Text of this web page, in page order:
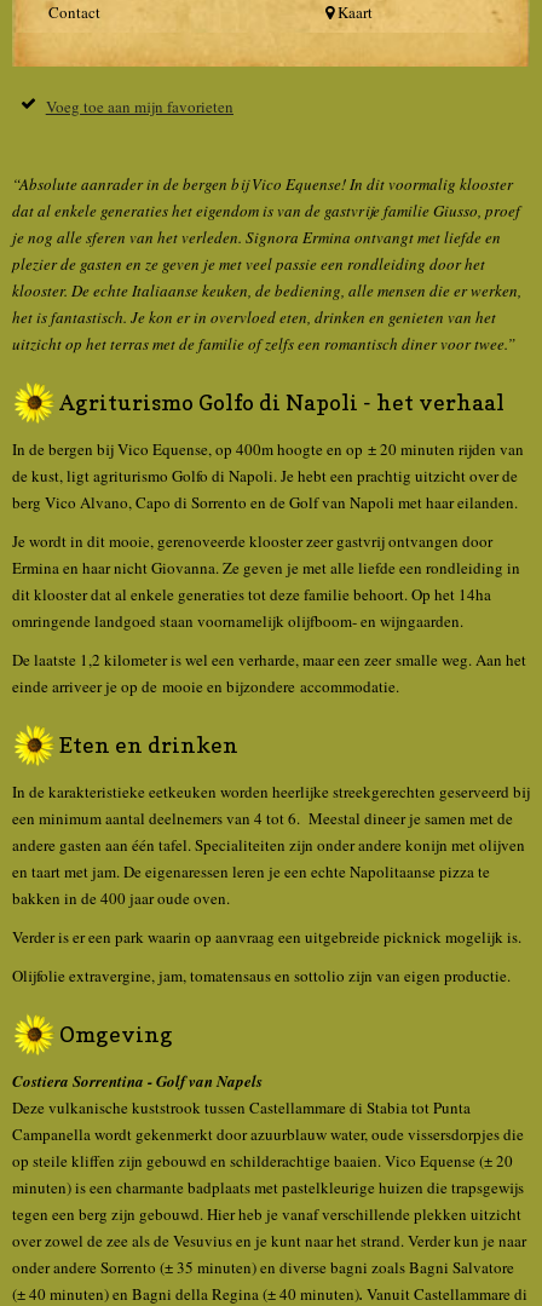
Contact
Kaart
Voeg toe aan mijn favorieten
“Absolute aanrader in de bergen bij Vico Equense! In dit voormalig klooster
dat al enkele generaties het eigendom is van de gastvrije familie Giusso, proef
je nog alle sferen van het verleden. Signora Ermina ontvangt met liefde en
plezier de gasten en ze geven je met veel passie een rondleiding door het
klooster. De echte Italiaanse keuken, de bediening, alle mensen die er werken,
het is fantastisch. Je kon er in overvloed eten, drinken en genieten van het
uitzicht op het terras met de familie of zelfs een romantisch diner voor twee.”
Agriturismo Golfo di Napoli - het verhaal
In de bergen bij Vico Equense, op 400m hoogte en op ± 20 minuten rijden van
de kust, ligt agriturismo Golfo di Napoli. Je hebt een prachtig uitzicht over de
berg Vico Alvano, Capo di Sorrento en de Golf van Napoli met haar eilanden.
Je wordt in dit mooie, gerenoveerde klooster zeer gastvrij ontvangen door
Ermina en haar nicht Giovanna. Ze geven je met alle liefde een rondleiding in
dit klooster dat al enkele generaties tot deze familie behoort. Op het 14ha
omringende landgoed staan voornamelijk olijfboom- en wijngaarden.
De laatste 1,2 kilometer is wel een verharde, maar een zeer smalle weg. Aan het
einde arriveer je op de mooie en bijzondere accommodatie.
Eten en drinken
In de karakteristieke eetkeuken worden heerlijke streekgerechten geserveerd bij
een minimum aantal deelnemers van 4 tot 6. Meestal dineer je samen met de
andere gasten aan één tafel. Specialiteiten zijn onder andere konijn met olijven
en taart met jam. De eigenaressen leren je een echte Napolitaanse pizza te
bakken in de 400 jaar oude oven.
Verder is er een park waarin op aanvraag een uitgebreide picknick mogelijk is.
Olijfolie extravergine, jam, tomatensaus en sottolio zijn van eigen productie.
Omgeving
Costiera Sorrentina - Golf van Napels
Deze vulkanische kuststrook tussen Castellammare di Stabia tot Punta
Campanella wordt gekenmerkt door azuurblauw water, oude vissersdorpjes die
op steile kliffen zijn gebouwd en schilderachtige baaien. Vico Equense (± 20
minuten) is een charmante badplaats met pastelkleurige huizen die trapsgewijs
tegen een berg zijn gebouwd. Hier heb je vanaf verschillende plekken uitzicht
over zowel de zee als de Vesuvius en je kunt naar het strand. Verder kun je naar
onder andere Sorrento (± 35 minuten) en diverse bagni zoals Bagni Salvatore
(± 40 minuten) en Bagni della Regina (± 40 minuten). Vanuit Castellammare di